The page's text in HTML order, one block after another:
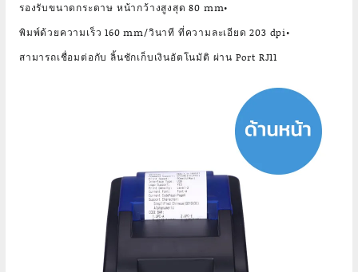
รองรับขนาดกระดาษ หน้ากว้างสูงสุด 80 mm•
พิมพ์ด้วยความเร็ว 160 mm/วินาที ที่ความละเอียด 203 dpi•
สามารถเชื่อมต่อกับ ลิ้นชักเก็บเงินอัตโนมัติ ผ่าน Port RJ11